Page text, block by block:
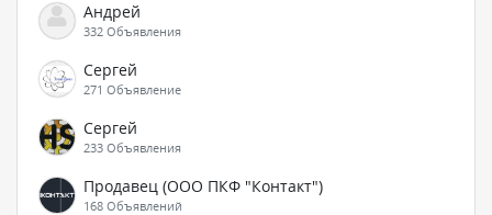
Андрей
332 Объявления
Сергей
271 Объявление
Сергей
233 Объявления
Продавец (ООО ПКФ "Контакт")
168 Объявлений